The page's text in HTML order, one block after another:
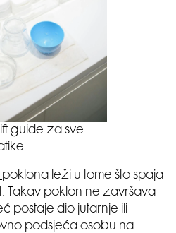
guide za sve
poklona leži u tome što spaja
Takav poklon ne završava
postaje dio jutarnje ili
podsjeća osobu na